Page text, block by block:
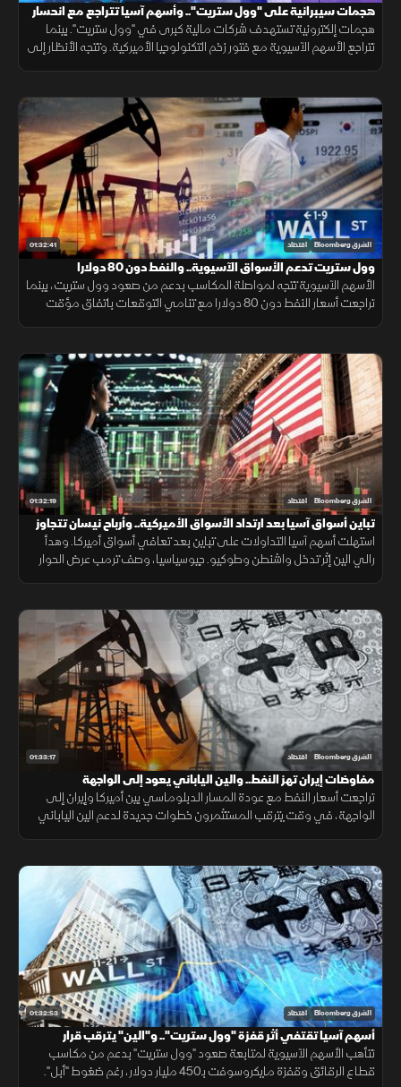
هجمات سيبرانية على "وول ستريت".. وأسهم آسيا تتراجع مع انحسار
زخم التكنولوجيا
هجمات إلكترونية تستهدف شركات مالية كبرى في "وول ستريت". بينما
تتراجع الأسهم الآسيوية مع فتور زخم التكنولوجيا الأميركية. وتتجه الأنظار إلى
01:32:41 الشرق Bloomberg اقتصاد
وول ستريت تدعم الأسواق الآسيوية.. والنفط دون 80 دولارا
الأسهم الآسيوية تتجه لمواصلة المكاسب بدعم من صعود وول ستريت، بينما
تراجعت أسعار النفط دون 80 دولارا مع تنامي التوقعات باتفاق مؤقت
01:32:19 الشرق Bloomberg اقتصاد
تباين أسواق آسيا بعد ارتداد الأسواق الأميركية.. وأرباح نيسان تتجاوز
التوقعات
استهلت أسهم آسيا التداولات على تباين بعد تعافي أسواق أميركا. وهدأ
رالي الين إثر تدخل واشنطن وطوكيو. جيوسياسيا، وصف ترمب عرض الحوار
01:33:17 الشرق Bloomberg اقتصاد
مفاوضات إيران تهز النفط.. والين الياباني يعود إلى الواجهة
تراجعت أسعار النفط مع عودة المسار الدبلوماسي بين أميركا وإيران إلى
الواجهة، في وقت يترقب المستثمرون خطوات جديدة لدعم الين الياباني
01:32:53 الشرق Bloomberg اقتصاد
أسهم آسيا تقتفي أثر قفزة "وول ستريت".. و"الين" يترقب قرار
الفائدة
تتأهب الأسهم الآسيوية لمتابعة صعود "وول ستريت" بدعم من مكاسب
قطاع الرقائق وقفزة مايكروسوفت بـ450 مليار دولار، رغم ضغوط "أبل".